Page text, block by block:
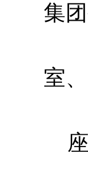
集
室